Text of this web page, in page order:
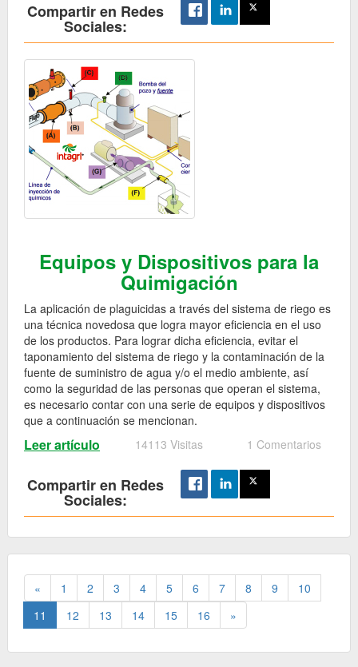
Compartir en Redes
Sociales:
Equipos y Dispositivos para la
Quimigación
La aplicación de plaguicidas a través del sistema de riego es
una técnica novedosa que logra mayor eficiencia en el uso
de los productos. Para lograr dicha eficiencia, evitar el
taponamiento del sistema de riego y la contaminación de la
fuente de suministro de agua y/o el medio ambiente, así
como la seguridad de las personas que operan el sistema,
es necesario contar con una serie de equipos y dispositivos
que a continuación se mencionan.
Leer artículo 14113 Visitas 1 Comentarios
Compartir en Redes
Sociales:
« 1 2 3 4 5 6 7 8 9
10
11
12 13 14 15 16 »